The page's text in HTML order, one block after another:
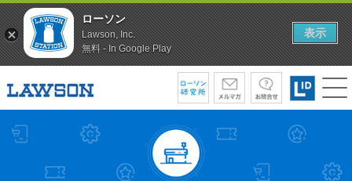
ローソン
Lawson, Inc.
無料 - In Google Play
表示